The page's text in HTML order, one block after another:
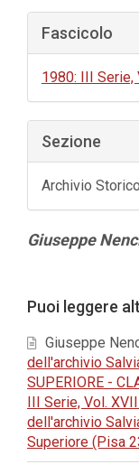
Fascicolo
1980: III Serie,
Sezione
Archivio Storico
Contenuto
Giuseppe
dell'articolo
Puoi leggere
Giuseppe
dell'archivio
SUPERIORE -
III Serie, Vol.
dell'archivio
Superiore (Pisa